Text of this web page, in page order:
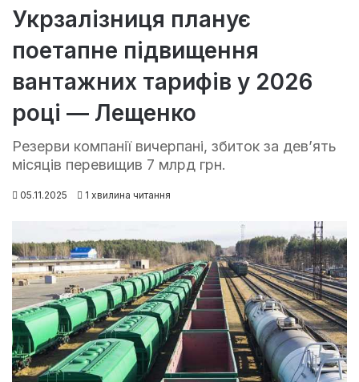
Укрзалізниця планує
поетапне підвищення
вантажних тарифів у 2026
році — Лещенко
Резерви компанії вичерпані, збиток за дев’ять
місяців перевищив 7 млрд грн.
05.11.2025 1 хвилина читання